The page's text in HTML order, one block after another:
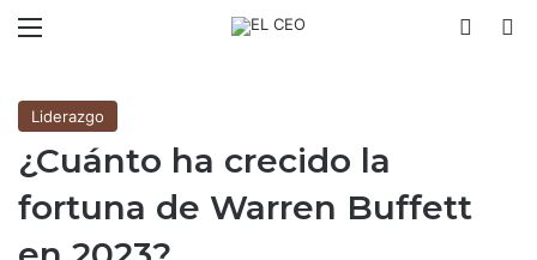
Liderazgo
¿Cuánto ha crecido la
fortuna de Warren Buffett